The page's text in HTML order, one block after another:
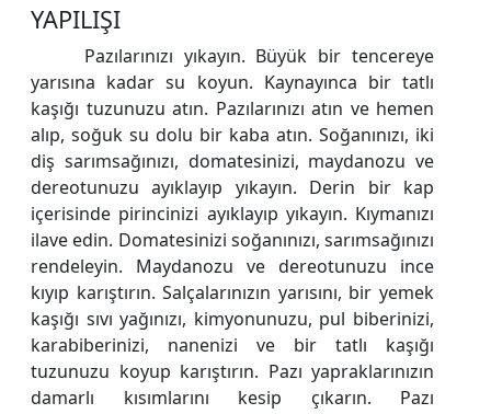
YAPILIŞI
Pazılarınızı yıkayın. Büyük bir tencereye
yarısına kadar su koyun. Kaynayınca bir tatlı
kaşığı tuzunuzu atın. Pazılarınızı atın ve hemen
alıp, soğuk su dolu bir kaba atın. Soğanınızı, iki
diş sarımsağınızı, domatesinizi, maydanozu ve
dereotunuzu ayıklayıp yıkayın. Derin bir kap
içerisinde pirincinizi ayıklayıp yıkayın. Kıymanızı
ilave edin. Domatesinizi soğanınızı, sarımsağınızı
rendeleyin. Maydanozu ve dereotunuzu ince
kıyıp karıştırın. Salçalarınızın yarısını, bir yemek
kaşığı sıvı yağınızı, kimyonunuzu, pul biberinizi,
karabiberinizi, nanenizi ve bir tatlı kaşığı
tuzunuzu koyup karıştırın. Pazı yapraklarınızın
damarlı kısımlarını kesip çıkarın. Pazı